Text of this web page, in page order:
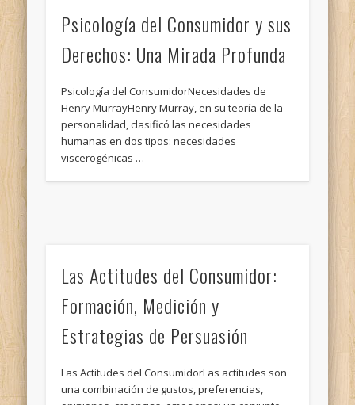
Psicología del Consumidor y sus
Derechos: Una Mirada Profunda
Psicología del ConsumidorNecesidades de
Henry MurrayHenry Murray, en su teoría de la
personalidad, clasificó las necesidades
humanas en dos tipos: necesidades
viscerogénicas …
Las Actitudes del Consumidor:
Formación, Medición y
Estrategias de Persuasión
Las Actitudes del ConsumidorLas actitudes son
una combinación de gustos, preferencias,